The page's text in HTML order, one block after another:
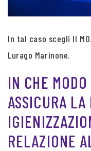
In tal caso scegli Il
Lurago Marinone.
IN CHE
ASSICURA LA
RELAZIONE